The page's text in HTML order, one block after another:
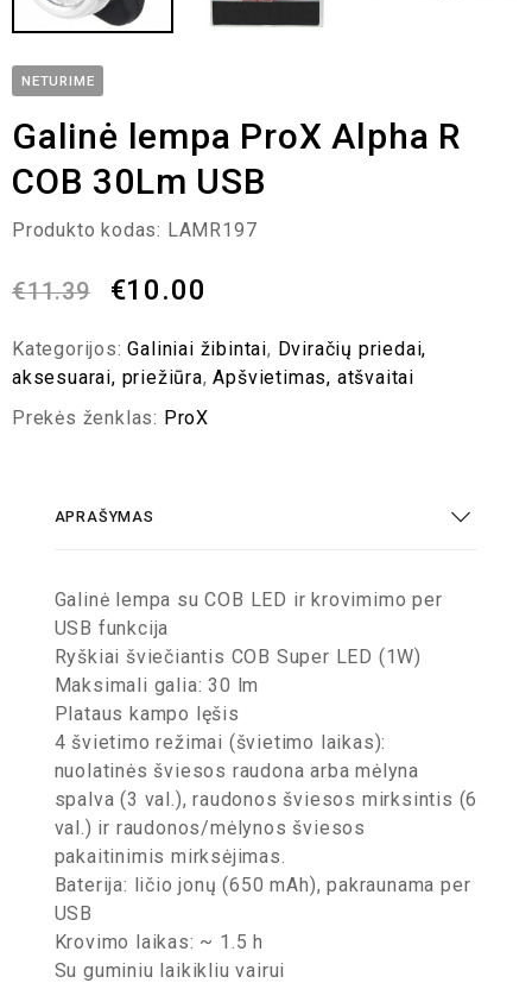
NETURIME
Galinė lempa ProX Alpha R
COB 30Lm USB
Produkto kodas: LAMR197
€11.39 €10.00
Kategorijos:Galiniai žibintai, Dviračių priedai,
aksesuarai, priežiūra,Apšvietimas, atšvaitai
Prekės ženklas: ProX
APRAŠYMAS
Galinė lempa su COB LED ir krovimimo per
USB funkcija
Ryškiai šviečiantis COB Super LED (1W)
Maksimali galia: 30 lm
Plataus kampo lęšis
4 švietimo režimai (švietimo laikas):
nuolatinės šviesos raudona arba mėlyna
spalva (3 val.), raudonos šviesos mirksintis (6
val.) ir raudonos/mėlynos šviesos
pakaitinimis mirksėjimas.
Baterija: ličio jonų (650 mAh), pakraunama per
USB
Krovimo laikas: ~ 1.5 h
Su guminiu laikikliu vairui